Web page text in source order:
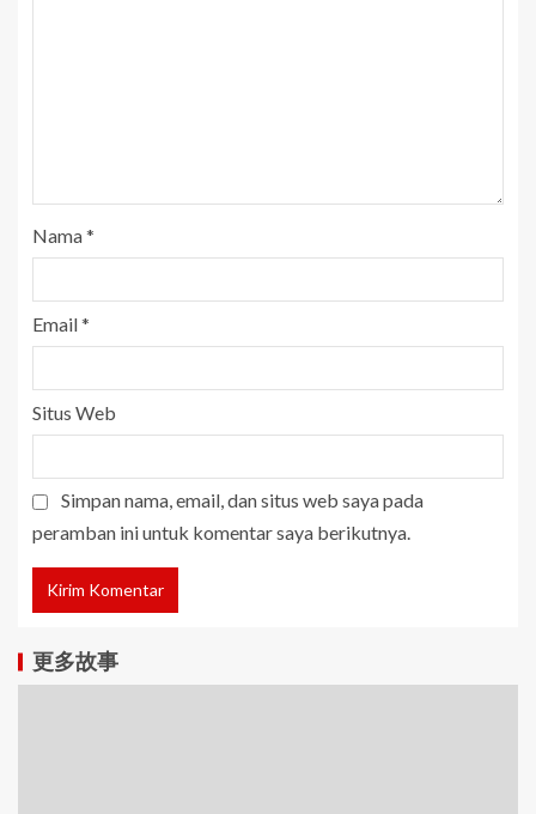
Nama*
Email*
Situs Web
Simpan nama, email, dan situs web saya pada
peramban ini untuk komentar saya berikutnya.
更多故事